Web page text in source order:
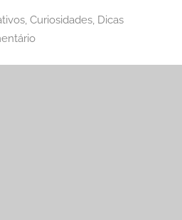
, Curiosidades, Dicas